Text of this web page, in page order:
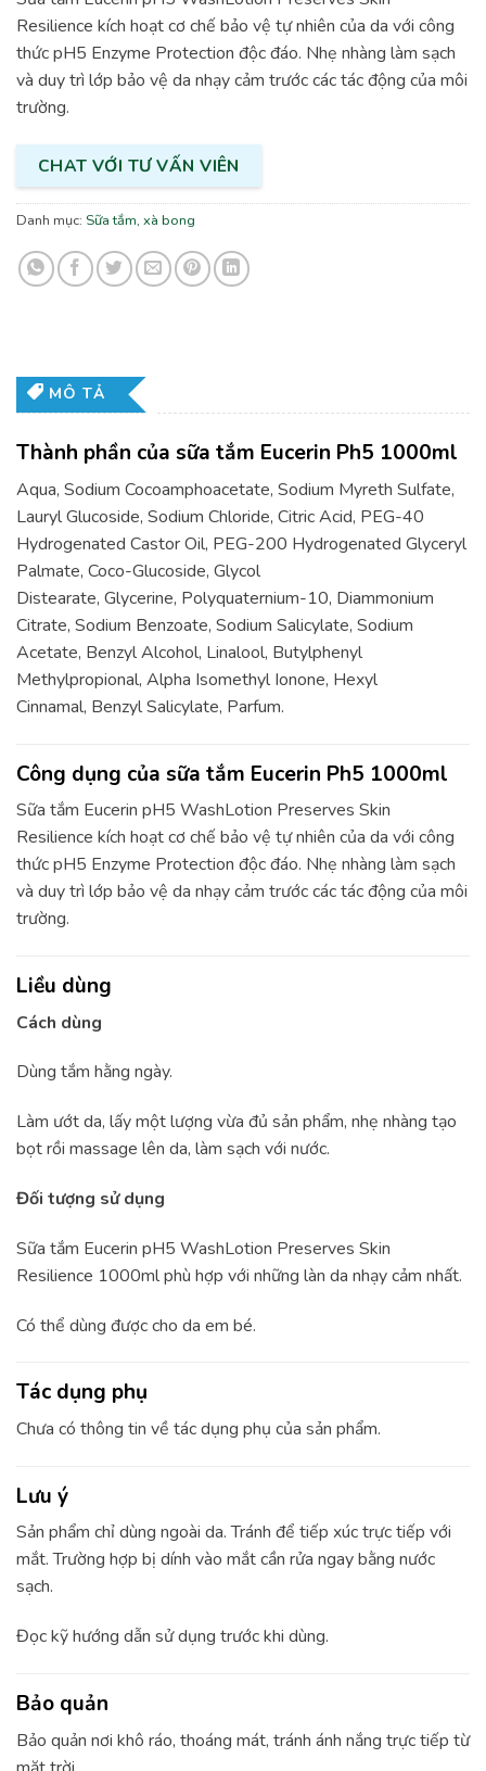
Resilience kích hoạt cơ chế bảo vệ tự nhiên của da với công
thức pH5 Enzyme Protection độc đáo. Nhẹ nhàng làm sạch
và duy trì lớp bảo vệ da nhạy cảm trước các tác động của môi
trường.
CHAT VỚI TƯ VẤN VIÊN
Danh mục: Sữa tắm, xà bong
MÔ TẢ
Thành phần của sữa tắm Eucerin Ph5 1000ml
Aqua, Sodium Cocoamphoacetate, Sodium Myreth Sulfate,
Lauryl Glucoside, Sodium Chloride, Citric Acid, PEG-40
Hydrogenated Castor Oil, PEG-200 Hydrogenated Glyceryl
Palmate, Coco-Glucoside, Glycol
Distearate, Glycerine, Polyquaternium-10, Diammonium
Citrate, Sodium Benzoate, Sodium Salicylate, Sodium
Acetate, Benzyl Alcohol, Linalool, Butylphenyl
Methylpropional, Alpha Isomethyl Ionone, Hexyl
Cinnamal, Benzyl Salicylate, Parfum.
Công dụng của sữa tắm Eucerin Ph5 1000ml
Sữa tắm Eucerin pH5 WashLotion Preserves Skin
Resilience kích hoạt cơ chế bảo vệ tự nhiên của da với công
thức pH5 Enzyme Protection độc đáo. Nhẹ nhàng làm sạch
và duy trì lớp bảo vệ da nhạy cảm trước các tác động của môi
trường.
Liều dùng
Cách dùng
Dùng tắm hằng ngày.
Làm ướt da, lấy một lượng vừa đủ sản phẩm, nhẹ nhàng tạo
bọt rồi massage lên da, làm sạch với nước.
Đối tượng sử dụng
Sữa tắm Eucerin pH5 WashLotion Preserves Skin
Resilience 1000ml phù hợp với những làn da nhạy cảm nhất.
Có thể dùng được cho da em bé.
Tác dụng phụ
Chưa có thông tin về tác dụng phụ của sản phẩm.
Lưu ý
Sản phẩm chỉ dùng ngoài da. Tránh để tiếp xúc trực tiếp với
mắt. Trường hợp bị dính vào mắt cần rửa ngay bằng nước
sạch.
Đọc kỹ hướng dẫn sử dụng trước khi dùng.
Bảo quản
Bảo quản nơi khô ráo, thoáng mát, tránh ánh nắng trực tiếp từ